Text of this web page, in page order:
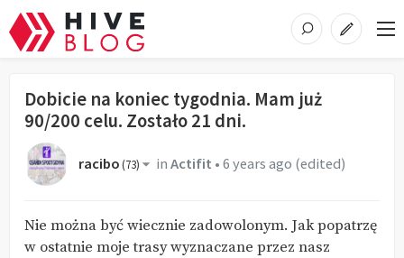
Dobicie na koniec tygodnia. Mam już
90/200 celu. Zostało 21 dni.
racibo(73) inActifit •6 years ago (edited)
Nie można być wiecznie zadowolonym. Jak popatrzę
w ostatnie moje trasy wyznaczane przez nasz